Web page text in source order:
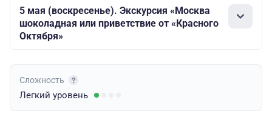
5 мая (воскресенье). Экскурсия «Москва
шоколадная или приветствие от «Красного
Октября»
Сложность
Легкий уровень